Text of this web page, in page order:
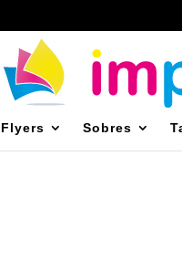
Flyers Sobres